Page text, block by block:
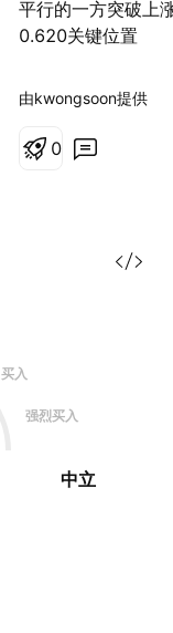
平行的一方突破上
0.620关键位置
由kwongsoon提供
0
买入
强烈买入
中立